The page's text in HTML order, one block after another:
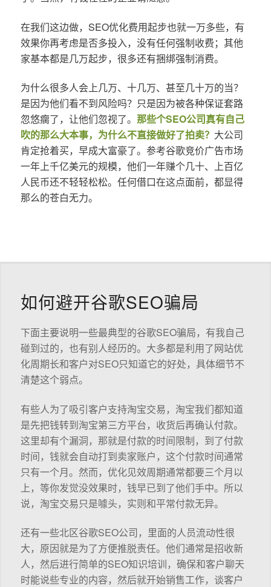
在我们这边做，SEO优化费用起步也就一万多些，有
效果你再考虑是否多投入，没有任何强制收费；其他
家基本都是几万起步，很多还有捆绑强制消费。
为什么很多人会上几万、十几万、甚至几十万的当？
是因为他们看不到风险吗？只是因为被各种保证套路
忽悠瘸了，让他们忽视了。 那些个SEO公司真有自己
吹的那么大本事，为什么不直接做好了拍卖？ 大公司
肯定抢着买，早成大富豪了。参考谷歌竞价广告市场
一年上千亿美元的规模，他们一年赚个几十、上百亿
人民币还不轻轻松松。任何借口在这点面前，都显得
那么的苍白无力。
如何避开谷歌SEO骗局
下面主要说明一些最典型的谷歌SEO骗局，有我自己
碰到过的，也有别人经历的。大多都是利用了网站优
化周期长和客户对SEO只知道它的好处，具体细节不
清楚这个弱点。
有些人为了吸引客户支持淘宝交易，淘宝我们都知道
是先把钱转到淘宝第三方平台，收货后再确认付款。
这里却有个漏洞，那就是付款的时间限制，到了付款
时间，钱就会自动打到卖家账户，这个付款时间通常
只有一个月。然而，优化见效周期通常都要三个月以
上，等你发觉没效果时，钱早已到了他们手中。所以
说，淘宝交易只是噱头，实则和平常付款无异。
还有一些北区谷歌SEO公司，里面的人员流动性很
大，原因就是为了方便推脱责任。他们通常是招收新
人，然后进行简单的SEO知识培训，确保和客户聊天
时能说些专业的内容，然后就开始销售工作，谈客户